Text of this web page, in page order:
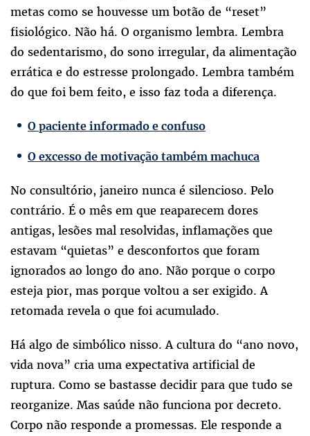
metas como se houvesse um botão de “reset”
fisiológico. Não há. O organismo lembra. Lembra
do sedentarismo, do sono irregular, da alimentação
errática e do estresse prolongado. Lembra também
do que foi bem feito, e isso faz toda a diferença.
O paciente informado e confuso
O excesso de motivação também machuca
No consultório, janeiro nunca é silencioso. Pelo
contrário. É o mês em que reaparecem dores
antigas, lesões mal resolvidas, inflamações que
estavam “quietas” e desconfortos que foram
ignorados ao longo do ano. Não porque o corpo
esteja pior, mas porque voltou a ser exigido. A
retomada revela o que foi acumulado.
Há algo de simbólico nisso. A cultura do “ano novo,
vida nova” cria uma expectativa artificial de
ruptura. Como se bastasse decidir para que tudo se
reorganize. Mas saúde não funciona por decreto.
Corpo não responde a promessas. Ele responde a